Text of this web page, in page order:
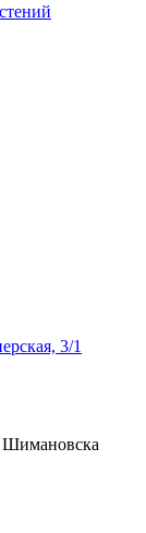
3/1
Шимановска